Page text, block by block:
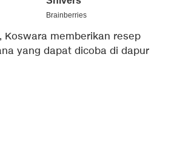
Koswara memberikan resep
yang dapat dicoba di dapur